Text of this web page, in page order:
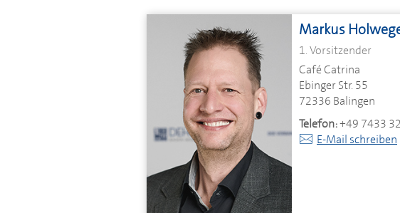
Markus
1. Vorsitzender
Café Catrina
Ebinger Str. 55
72336 Balingen
Telefon:+49 7433
E-Mail schreiben